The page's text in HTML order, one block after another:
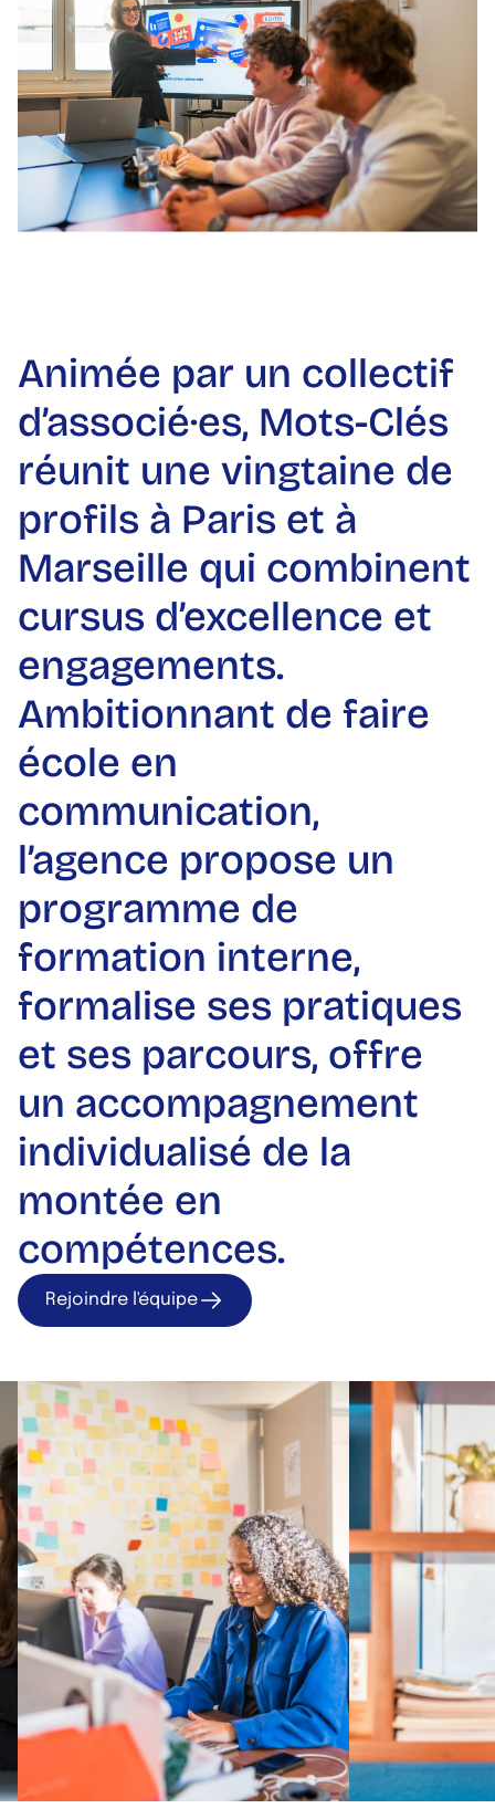
Animée par un collectif
d’associé·es, Mots-Clés
réunit une vingtaine de
profils à Paris et à
Marseille qui combinent
cursus d’excellence et
engagements.
Ambitionnant de faire
école en
communication,
l’agence propose un
programme de
formation interne,
formalise ses pratiques
et ses parcours, offre
un accompagnement
individualisé de la
montée en
compétences.
Rejoindre l'équipe